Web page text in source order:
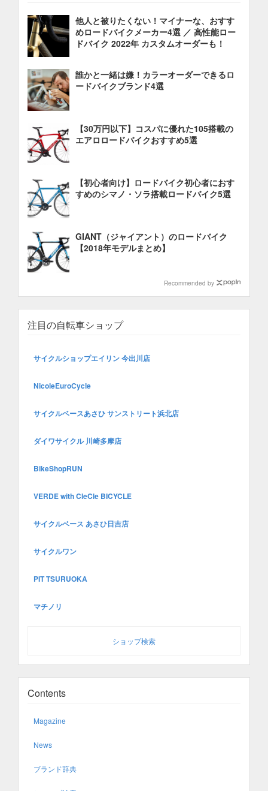
他人と被りたくない！マイナーな、おすす
めロードバイクメーカー4選 ／ 高性能ロー
ドバイク 2022年 カスタムオーダーも！
誰かと一緒は嫌！カラーオーダーできるロ
ードバイクブランド4選
【30万円以下】コスパに優れた105搭載の
エアロロードバイクおすすめ5選
【初心者向け】ロードバイク初心者におす
すめのシマノ・ソラ搭載ロードバイク5選
GIANT（ジャイアント）のロードバイク
【2018年モデルまとめ】
Recommended by
注目の自転車ショップ
サイクルショップエイリン 今出川店
NicoleEuroCycle
サイクルベースあさひ サンストリート浜北店
ダイワサイクル 川崎多摩店
BikeShopRUN
VERDE with CleCle BICYCLE
サイクルベース あさひ日吉店
サイクルワン
PIT TSURUOKA
マチノリ
ショップ検索
Contents
Magazine
News
ブランド辞典